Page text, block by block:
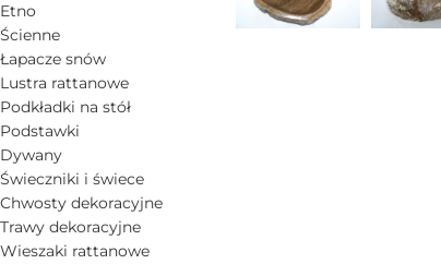
Etno
Ścienne
Łapacze snów
Lustra rattanowe
Podkładki na stół
Podstawki
Dywany
Świeczniki i świece
Chwosty dekoracyjne
Trawy dekoracyjne
Wieszaki rattanowe